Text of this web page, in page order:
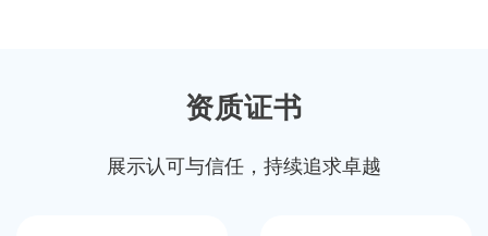
资质证书
展示认可与信任，持续追求卓越